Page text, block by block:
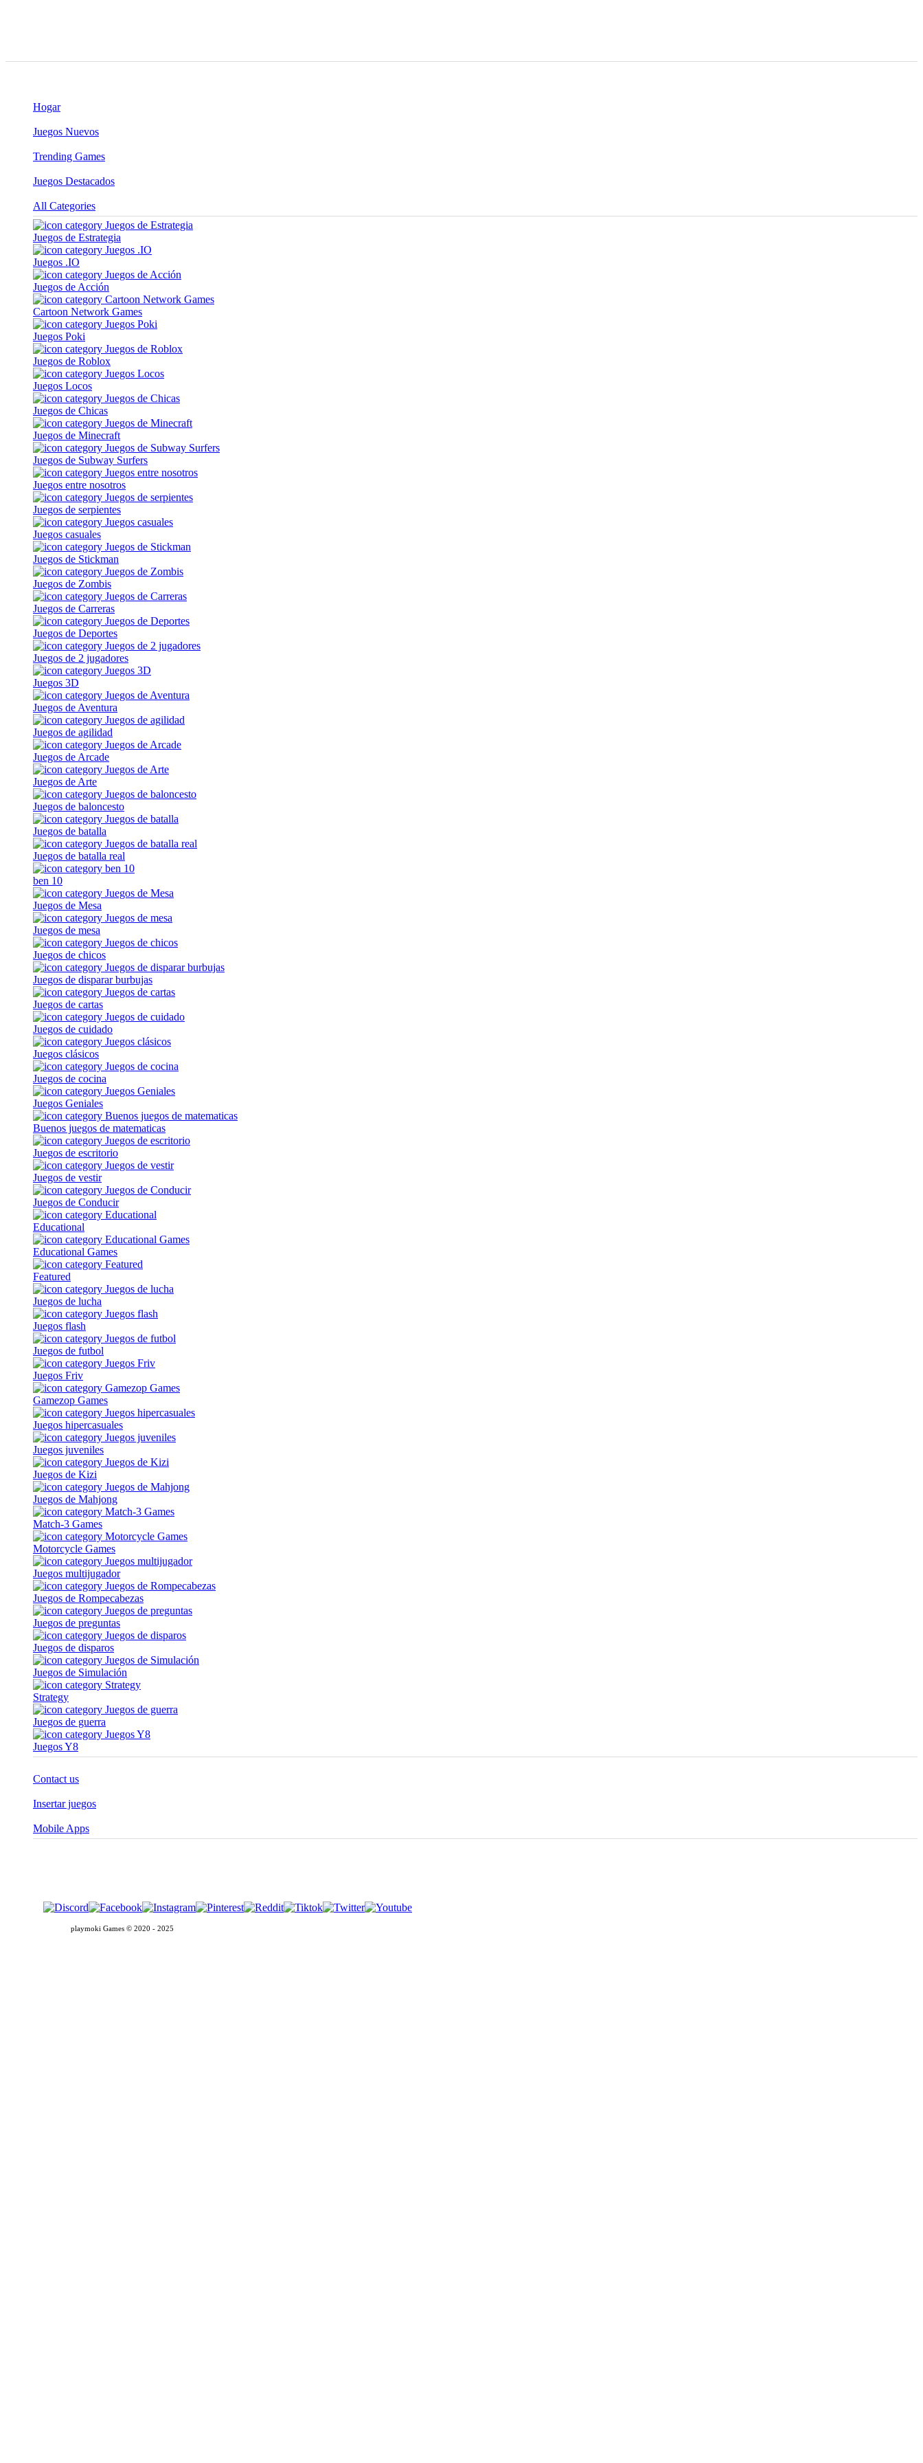
Hogar
Juegos Nuevos
Trending Games
Juegos Destacados
All Categories
Juegos de Estrategia
Juegos .IO
Juegos de Acción
Cartoon Network Games
Juegos Poki
Juegos de Roblox
Juegos Locos
Juegos de Chicas
Juegos de Minecraft
Juegos de Subway Surfers
Juegos entre nosotros
Juegos de serpientes
Juegos casuales
Juegos de Stickman
Juegos de Zombis
Juegos de Carreras
Juegos de Deportes
Juegos de 2 jugadores
Juegos 3D
Juegos de Aventura
Juegos de agilidad
Juegos de Arcade
Juegos de Arte
Juegos de baloncesto
Juegos de batalla
Juegos de batalla real
ben 10
Juegos de Mesa
Juegos de mesa
Juegos de chicos
Juegos de disparar burbujas
Juegos de cartas
Juegos de cuidado
Juegos clásicos
Juegos de cocina
Juegos Geniales
Buenos juegos de matematicas
Juegos de escritorio
Juegos de vestir
Juegos de Conducir
Educational
Educational Games
Featured
Juegos de lucha
Juegos flash
Juegos de futbol
Juegos Friv
Gamezop Games
Juegos hipercasuales
Juegos juveniles
Juegos de Kizi
Juegos de Mahjong
Match-3 Games
Motorcycle Games
Juegos multijugador
Juegos de Rompecabezas
Juegos de preguntas
Juegos de disparos
Juegos de Simulación
Strategy
Juegos de guerra
Juegos Y8
Contact us
Insertar juegos
Mobile Apps
playmoki Games © 2020 - 2025